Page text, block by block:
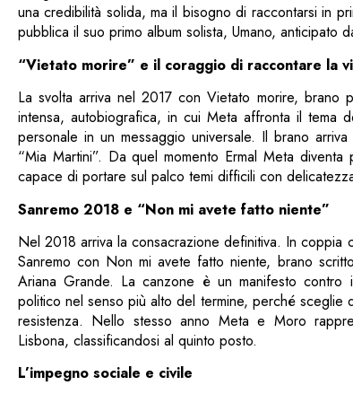
una credibilità solida, ma il bisogno di raccontarsi in
pubblica il suo primo album solista, Umano, anticipato
“Vietato morire” e il coraggio di raccontare la
La svolta arriva nel 2017 con Vietato morire, brano
intensa, autobiografica, in cui Meta affronta il tema
personale in un messaggio universale. Il brano
“Mia Martini”. Da quel momento Ermal Meta
capace di portare sul palco temi difficili con
Sanremo 2018 e “Non mi avete fatto niente”
Nel 2018 arriva la consacrazione definitiva. In coppia
Sanremo con Non mi avete fatto niente, brano
Ariana Grande. La canzone è un manifesto
politico nel senso più alto del termine, perché
resistenza. Nello stesso anno Meta e Moro
Lisbona, classificandosi al quinto posto.
L’impegno sociale e civile